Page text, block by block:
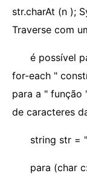
str.charAt (n );
Traverse com
é possível
for-each "
para a " função
de caracteres
string str =
para (char